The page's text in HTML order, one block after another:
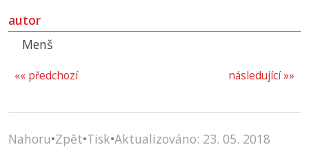
autor
Menš
následující »»
«« předchozí
Nahoru•Zpět•Tisk•Aktualizováno: 23. 05. 2018